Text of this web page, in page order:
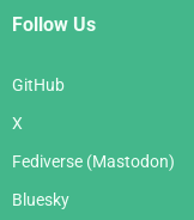
Follow Us
GitHub
X
Fediverse (Mastodon)
Bluesky